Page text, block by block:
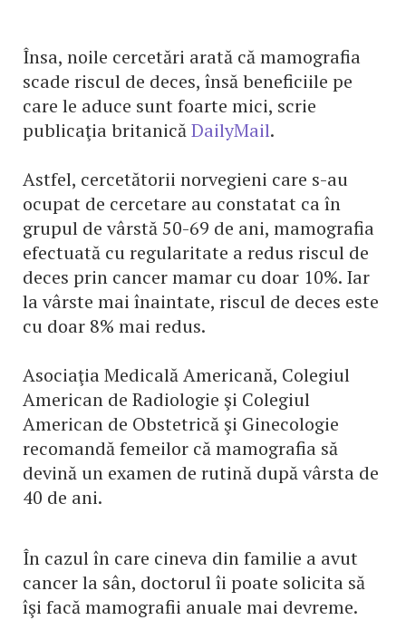
Însa, noile cercetări arată că mamografia
scade riscul de deces, însă beneficiile pe
care le aduce sunt foarte mici, scrie
publicaţia britanicăDailyMail.
Astfel, cercetătorii norvegieni care s-au
ocupat de cercetare au constatat ca în
grupul de vârstă 50-69 de ani, mamografia
efectuată cu regularitate a redus riscul de
deces prin cancer mamar cu doar 10%. Iar
la vârste mai înaintate, riscul de deces este
cu doar 8% mai redus.
Asociaţia Medicală Americană, Colegiul
American de Radiologie şi Colegiul
American de Obstetrică şi Ginecologie
recomandă femeilor că mamografia să
devină un examen de rutină după vârsta de
40 de ani.
În cazul în care cineva din familie a avut
cancer la sân, doctorul îi poate solicita să
îşi facă mamografii anuale mai devreme.